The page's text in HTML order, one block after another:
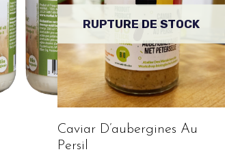
RUPTURE DE STOCK
Caviar D’aubergines Au
Persil